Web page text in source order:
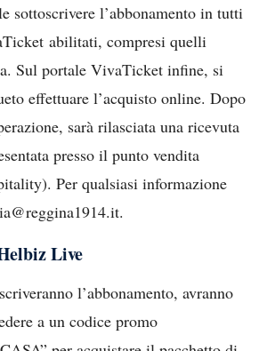
sottoscrivere l’abbonamento in tutti
abilitati, compresi quelli
Sul portale VivaTicket infine, si
effettuare l’acquisto online. Dopo
sarà rilasciata una ricevuta
presso il punto vendita
Per qualsiasi informazione
Live
l’abbonamento, avranno
a un codice promo